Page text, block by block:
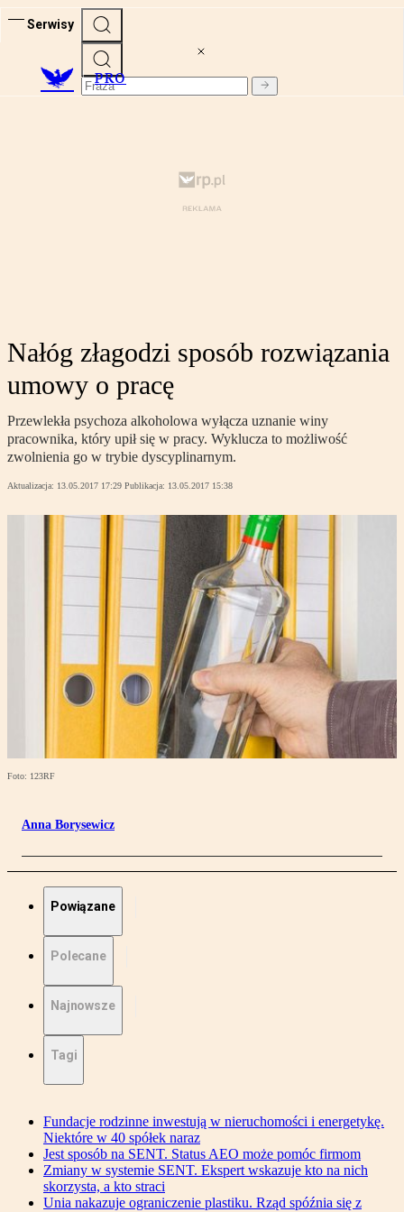
Serwisy
PRO
Nałóg złagodzi sposób rozwiązania
umowy o pracę
Przewlekła psychoza alkoholowa wyłącza uznanie winy
pracownika, który upił się w pracy. Wyklucza to możliwość
zwolnienia go w trybie dyscyplinarnym.
Aktualizacja: 13.05.2017 17:29 Publikacja: 13.05.2017 15:38
Foto: 123RF
Anna Borysewicz
Powiązane
Polecane
Najnowsze
Tagi
Fundacje rodzinne inwestują w nieruchomości i energetykę.
Niektóre w 40 spółek naraz
Jest sposób na SENT. Status AEO może pomóc firmom
Zmiany w systemie SENT. Ekspert wskazuje kto na nich
skorzysta, a kto straci
Unia nakazuje ograniczenie plastiku. Rząd spóźnia się z